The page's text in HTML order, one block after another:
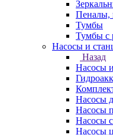
Тумбы
Тумбы с
Насосы и
Назад
Насосы
Насосы
Насосы
Насосы
Насосы